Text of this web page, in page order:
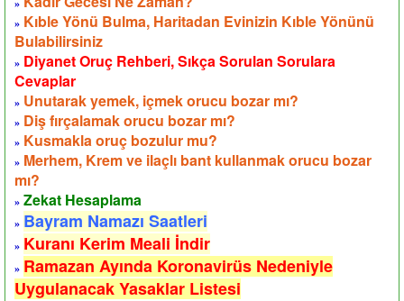
»
» Kıble Yönü Bulma, Haritadan Evinizin Kıble Yönünü
Bulabilirsiniz
» Diyanet Oruç Rehberi, Sıkça Sorulan Sorulara
Cevaplar
» Unutarak yemek, içmek orucu bozar mı?
» Diş fırçalamak orucu bozar mı?
» Kusmakla oruç bozulur mu?
» Merhem, Krem ve ilaçlı bant kullanmak orucu bozar
mı?
» Zekat Hesaplama
» Bayram Namazı Saatleri
» Kuranı Kerim Meali İndir
» Ramazan Ayında Koronavirüs Nedeniyle
Uygulanacak Yasaklar Listesi